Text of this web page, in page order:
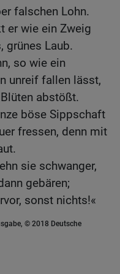
falschen Lohn.
er wie ein Zweig
grünes Laub.
so wie ein
unreif fallen lässt,
abstößt.
böse Sippschaft
fressen, denn mit
sie schwanger,
gebären;
sonst nichts!«
© 2018 Deutsche